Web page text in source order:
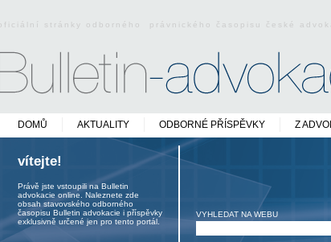
oficiální stránky odborného právnického časopisu české
DOMŮ AKTUALITY ODBORNÉ PŘÍSPĚVKY Z
vítejte!
Právě jste vstoupili na Bulletin
advokacie online. Naleznete zde
obsah stavovského odborného
časopisu Bulletin advokacie i příspěvky
exklusivně určené jen pro tento portál.
VYHLEDAT NA WEBU